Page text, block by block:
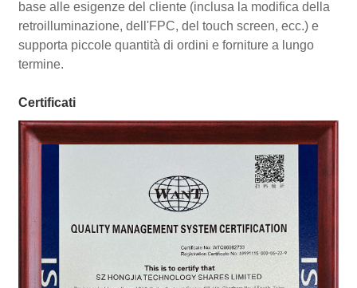
base alle esigenze del cliente (inclusa la modifica della
retroilluminazione, dell'FPC, del touch screen, ecc.) e
supporta piccole quantità di ordini e forniture a lungo
termine.
Certificati